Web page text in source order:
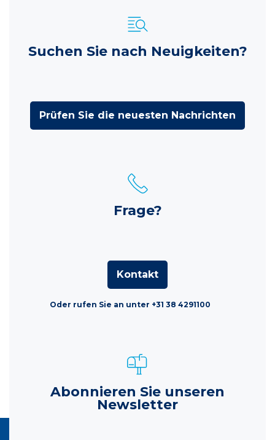
Suchen Sie nach Neuigkeiten?
Prüfen Sie die neuesten Nachrichten
Frage?
Kontakt
Oder rufen Sie an unter +31 38 4291100
Abonnieren Sie unseren
Newsletter